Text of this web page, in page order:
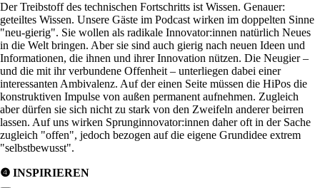
Der Treibstoff des technischen Fortschritts ist Wissen. Genauer:
geteiltes Wissen. Unsere Gäste im Podcast wirken im doppelten Sinne
neu-gierig . Sie wollen als radikale Innovator:innen natürlich Neues
in die Welt bringen. Aber sie sind auch gierig nach neuen Ideen und
Informationen, die ihnen und ihrer Innovation nützen. Die Neugier –
und die mit ihr verbundene Offenheit – unterliegen dabei einer
interessanten Ambivalenz. Auf der einen Seite müssen die HiPos die
konstruktiven Impulse von außen permanent aufnehmen. Zugleich
aber dürfen sie sich nicht zu stark von den Zweifeln anderer beirren
lassen. Auf uns wirken Sprunginnovator:innen daher oft in der Sache
zugleich
offen , jedoch bezogen auf die eigene Grundidee extrem
selbstbewusst .
❹ INSPIRIEREN